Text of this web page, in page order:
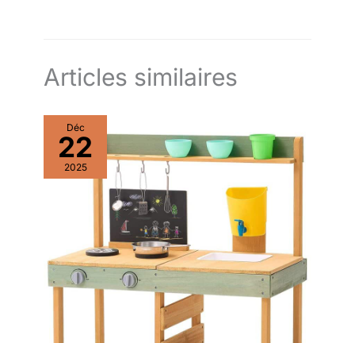
Articles similaires
Déc
22
2025